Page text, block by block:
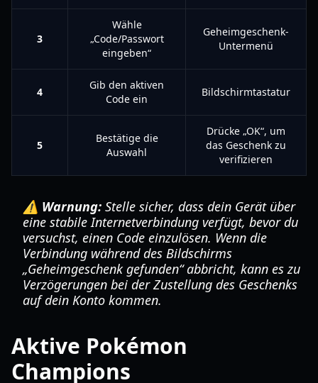
3
Wähle
„Code/Passwort
eingeben“
Geheimgeschenk-
Untermenü
4
Gib den aktiven
Code ein
Bildschirmtastatur
5
Bestätige die
Auswahl
Drücke „OK“, um
das Geschenk zu
verifizieren
⚠️ Warnung: Stelle sicher, dass dein Gerät über
eine stabile Internetverbindung verfügt, bevor du
versuchst, einen Code einzulösen. Wenn die
Verbindung während des Bildschirms
„Geheimgeschenk gefunden“ abbricht, kann es zu
Verzögerungen bei der Zustellung des Geschenks
auf dein Konto kommen.
Aktive Pokémon
Champions